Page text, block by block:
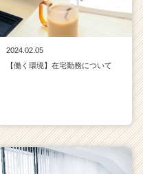
2024.02.05
【働く環境】在宅勤務について